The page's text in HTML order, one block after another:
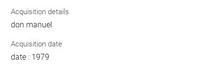
Acquisition details
don manuel
Acquisition date
date : 1979